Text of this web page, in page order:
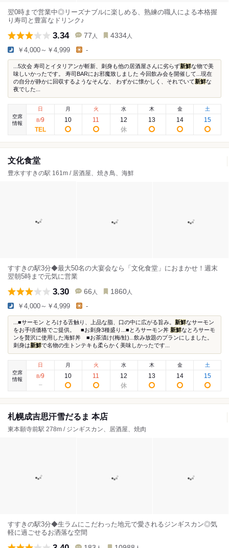
翌0時まで営業中◎リーズナブルに楽しめる、熟練の職人による本格握
り寿司と豊富なドリンク♪
3.34 77 人 4334 人
￥4,000～￥4,999 -
...5次会 寿司とイタリアンが斬新、刺身も他の居酒屋さんに劣らず新鮮な物で美
味しいかったです。 寿司BARにお邪魔致しました 今回飲み会を開催して...現在
の自分が静かに回収するようなそんな、 わずかに懐かしく、それでいて新鮮な
夜でした...
空席
情報
日
8/9
月
10
火
11
水
12
木
13
金
14
土
15
文化食堂
豊水すすきの駅 161m / 居酒屋、焼き鳥、海鮮
すすきの駅3分◆最大50名の大宴会なら「文化食堂」におまかせ！週末
翌朝5時まで元気に営業
3.30 66 人 1860 人
￥4,000～￥4,999 -
...■サーモン とろける舌触り、上品な脂、口の中に広がる旨み。 新鮮なサーモン
をお手頃価格でご提供。 ■お刺身3種盛り...■とろサーモン丼 新鮮なとろサーモ
ンを贅沢に使用した海鮮丼 ■お茶漬け(梅/鮭)...飲み放題のプランにしました。
刺身は新鮮で名物の生トンテキも柔らかく美味しかったです...
空席
情報
日
8/9
月
10
火
11
水
12
木
13
金
14
土
15
札幌成吉思汗雪だるま 本店
東本願寺前駅 278m / ジンギスカン、居酒屋、焼肉
すすきの駅3分◆生ラムにこだわった地元で愛されるジンギスカン◎気
軽に過ごせるお洒落な空間